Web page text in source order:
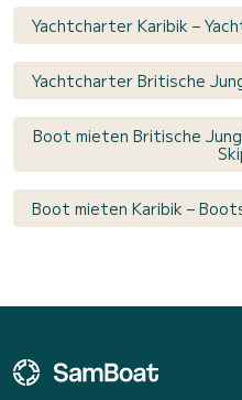
Yachtcharter Karibik –
Yachtcharter Britische
Boot mieten Britische
Boot mieten Karibik –